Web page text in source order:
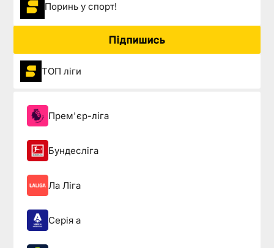
Поринь у спорт!
Підпишись
ТОП ліги
Прем'єр-ліга
Бундесліга
Ла Ліга
Серія а